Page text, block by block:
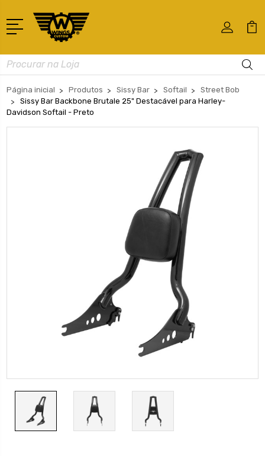
Busca
Página inicial Produtos Sissy Bar Softail
Street Bob
Sissy Bar Backbone Brutale 25" Destacável para Harley-
Davidson Softail - Preto